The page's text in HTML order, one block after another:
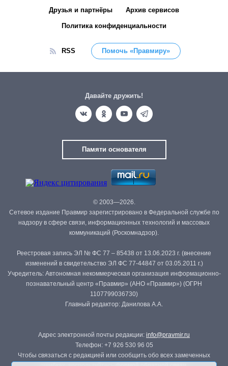
Друзья и партнёры Архив сервисов
Политика конфиденциальности
RSS Помочь «Правмиру»
Давайте дружить!
Памяти основателя
© 2003—2026.
Сетевое издание Правмир зарегистрировано в Федеральной службе по
надзору в сфере связи, информационных технологий и массовых
коммуникаций (Роскомнадзор).
Реестровая запись ЭЛ № ФС 77 – 85438 от 13.06.2023 г. (внесение
изменений в свидетельство ЭЛ ФС 77-44847 от 03.05.2011 г.)
Учредитель: Автономная некоммерческая организация информационно-
познавательный центр «Правмир» (АНО «Правмир») (ОГРН
1107799036730)
Главный редактор: Данилова А.А.
Адрес электронной почты редакции: info@pravmir.ru
Телефон: +7 926 530 96 05
Чтобы связаться с редакцией или сообщить обо всех замеченных